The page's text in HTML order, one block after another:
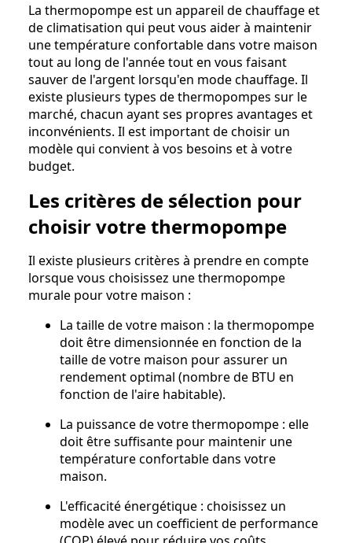
La thermopompe est un appareil de chauffage et
de climatisation qui peut vous aider à maintenir
une température confortable dans votre maison
tout au long de l'année tout en vous faisant
sauver de l'argent lorsqu'en mode chauffage. Il
existe plusieurs types de thermopompes sur le
marché, chacun ayant ses propres avantages et
inconvénients. Il est important de choisir un
modèle qui convient à vos besoins et à votre
budget.
Les critères de sélection pour
choisir votre thermopompe
Il existe plusieurs critères à prendre en compte
lorsque vous choisissez une thermopompe
murale pour votre maison :
La taille de votre maison : la thermopompe
doit être dimensionnée en fonction de la
taille de votre maison pour assurer un
rendement optimal (nombre de BTU en
fonction de l'aire habitable).
La puissance de votre thermopompe : elle
doit être suffisante pour maintenir une
température confortable dans votre
maison.
L'efficacité énergétique : choisissez un
modèle avec un coefficient de performance